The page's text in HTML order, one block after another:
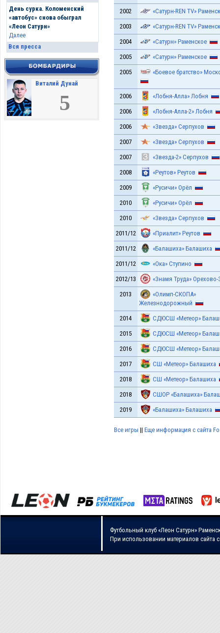
День сурка. Коломенский
«автобус» снова обыграл
«Леон Сатурн»
Далее
Вся пресса
Виталий Дунай
5
2002 «Сатурн-REN TV»
2003 «Сатурн-REN TV»
2004 «Сатурн» Раменское
2005 «Сатурн» Раменское
2005 «Боевое братство»
2006 «Лобня-Алла» Лобня
2006 «Лобня-Алла-2» Лобня
2006 «Звезда» Серпухов
2007 «Звезда» Серпухов
2007 «Звезда-2» Серпухов
2008 «Реутов» Реутов
2009 «Русичи» Орёл
2010 «Русичи» Орёл
2010 «Звезда» Серпухов
2011/12 «Приалит» Реутов
2011/12 «Балашиха» Балашиха
2011/12 «Ока» Ступино
2012/13 «Знамя Труда» Орехово-
2013
«Олимп-СКОПА»
Железнодорожный
2014 СДЮСШ «Метеор»
2015 СДЮСШ «Метеор»
2016 СДЮСШ «Метеор»
2017 СШ «Метеор» Балашиха
2018 СШ «Метеор» Балашиха
2018 СШОР «Балашиха»
2019 «Балашиха» Балашиха
Все игры || Еще информация с сайта
Футбольный клуб «Леон Сатурн»
При использовании материалов сайта